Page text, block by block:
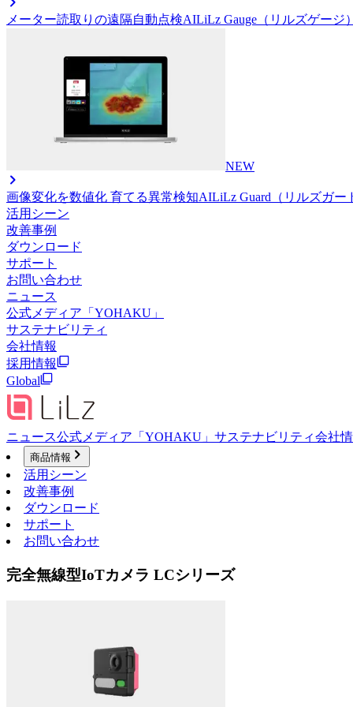
メーター読取りの遠隔自動点検AILiLz Gauge（リルズゲージ）
NEW
画像変化を数値化 育てる異常検知AILiLz Guard（リルズガー
活用シーン
改善事例
ダウンロード
サポート
お問い合わせ
ニュース
公式メディア「YOHAKU」
サステナビリティ
会社情報
採用情報
Global
ニュース公式メディア「YOHAKU」 サステナビリティ会社
商品情報
活用シーン
改善事例
ダウンロード
サポート
お問い合わせ
完全無線型IoTカメラ LCシリーズ